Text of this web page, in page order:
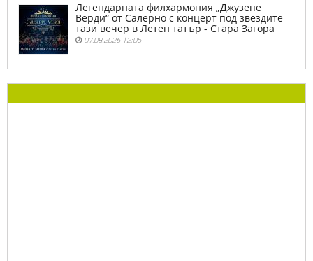
Легендарната филхармония „Джузепе
Верди“ от Салерно с концерт под звездите
тази вечер в Летен татър - Стара Загора
07.08.2026 12:05